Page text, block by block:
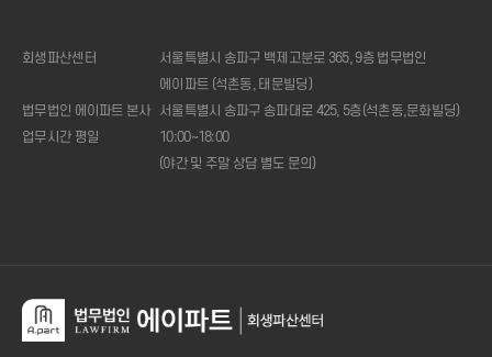
회생파산센터
서울특별시 송파구 백제고분로 365, 9층 법무법인
에이파트 (석촌동, 태문빌딩)
법무법인 에이파트 본사
서울특별시 송파구 송파대로 425, 5층(석촌동,문화빌딩)
업무시간 평일
10:00~18:00
(야간 및 주말 상담 별도 문의)